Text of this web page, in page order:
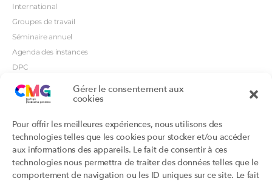
Gérer le consentement aux
cookies
Pour offrir les meilleures expériences, nous utilisons des
technologies telles que les cookies pour stocker et/ou accéder
aux informations des appareils. Le fait de consentir à ces
technologies nous permettra de traiter des données telles que le
comportement de navigation ou les ID uniques sur ce site. Le fait
International
Groupes de travail
Séminaire annuel
Agenda des instances
DPC
Orientations prioritaires
Productions
Productions du Collège
Productions des structures
adhérentes
Labellisation
Portails
Annuaire DU/DIU
Archimede.fr
Ebmfrance.net
Toutes les recos